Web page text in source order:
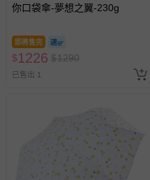
你口袋傘-夢想之翼-230g
即將售完
$1226 $1290
已售出 1